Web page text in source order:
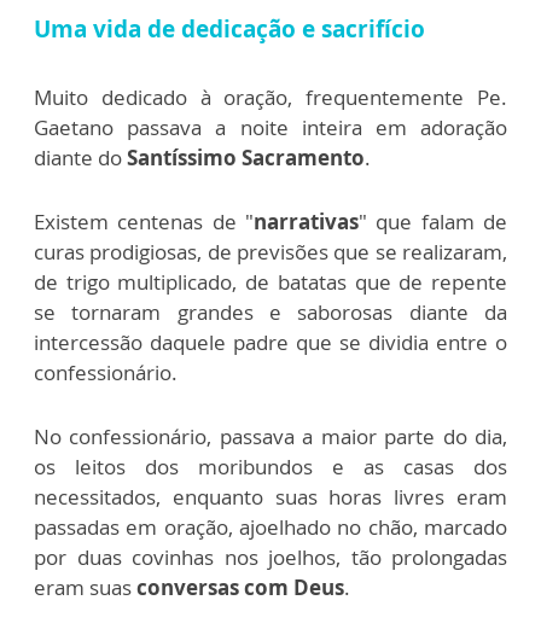
Uma vida de dedicação e sacrifício
Muito dedicado à oração, frequentemente Pe.
Gaetano passava a noite inteira em adoração
diante doSantíssimo Sacramento.
Existem centenas de "narrativas" que falam de
curas prodigiosas, de previsões que se realizaram,
de trigo multiplicado, de batatas que de repente
se tornaram grandes e saborosas diante da
intercessão daquele padre que se dividia entre o
confessionário.
No confessionário, passava a maior parte do dia,
os leitos dos moribundos e as casas dos
necessitados, enquanto suas horas livres eram
passadas em oração, ajoelhado no chão, marcado
por duas covinhas nos joelhos, tão prolongadas
eram suasconversas com Deus.